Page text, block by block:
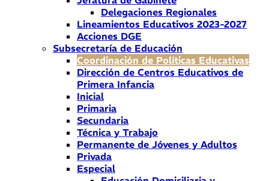
Delegaciones Regionales
Lineamientos Educativos 2023-2027
Acciones DGE
Subsecretaría de Educación
Coordinación de Políticas Educativas
Dirección de Centros Educativos de
Primera Infancia
Inicial
Primaria
Secundaria
Técnica y Trabajo
Permanente de Jóvenes y Adultos
Privada
Especial